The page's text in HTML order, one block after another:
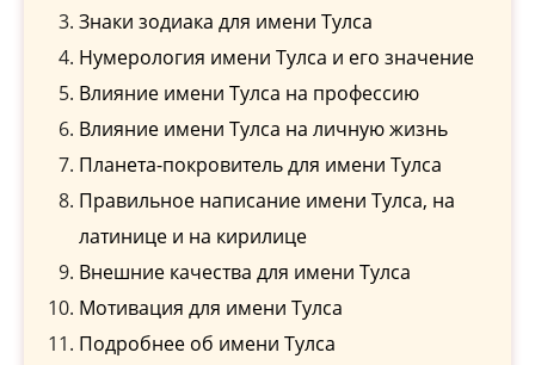
Знаки зодиака для имени Тулса
Нумерология имени Тулса и его значение
Влияние имени Тулса на профессию
Влияние имени Тулса на личную жизнь
Планета-покровитель для имени Тулса
Правильное написание имени Тулса, на
латинице и на кирилице
Внешние качества для имени Тулса
Мотивация для имени Тулса
Подробнее об имени Тулса